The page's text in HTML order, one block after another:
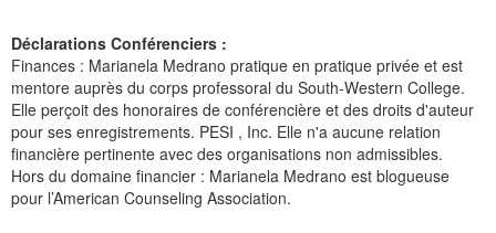
Déclarations Conférenciers :
Finances : Marianela Medrano pratique en pratique privée et est
mentore auprès du corps professoral du South-Western College.
Elle perçoit des honoraires de conférencière et des droits d'auteur
pour ses enregistrements. PESI , Inc. Elle n'a aucune relation
financière pertinente avec des organisations non admissibles.
Hors du domaine financier : Marianela Medrano est blogueuse
pour l’American Counseling Association.